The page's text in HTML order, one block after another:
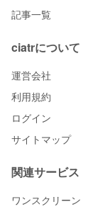
記事一覧
ciatrについて
運営会社
利用規約
ログイン
サイトマップ
関連サービス
ワンスクリーン